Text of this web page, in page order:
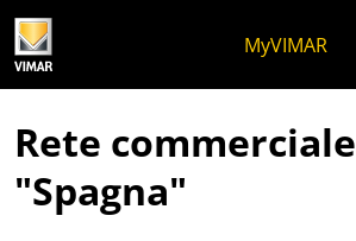
MyVIMAR
Rete commerciale
"Spagna"